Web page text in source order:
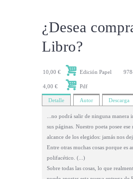
¿Desea
Libro?
10,00 € Edición Papel
4,00 € Pdf
Detalle Autor Descarga
...no podrá salir de ninguna manera
sus páginas. Nuestro poeta posee
alcance de los elegidos: jamás nos
Entre otras muchas cosas porque es
polifacético. (...)
Sobre todas las cosas, lo que